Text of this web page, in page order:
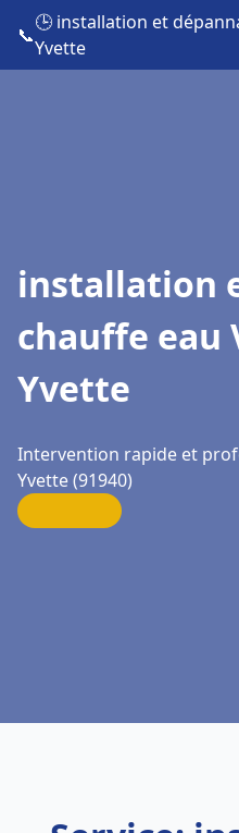
📞
🕒 installation et
Yvette
installation
chauffe eau
Yvette
Intervention rapide et
Yvette (91940)